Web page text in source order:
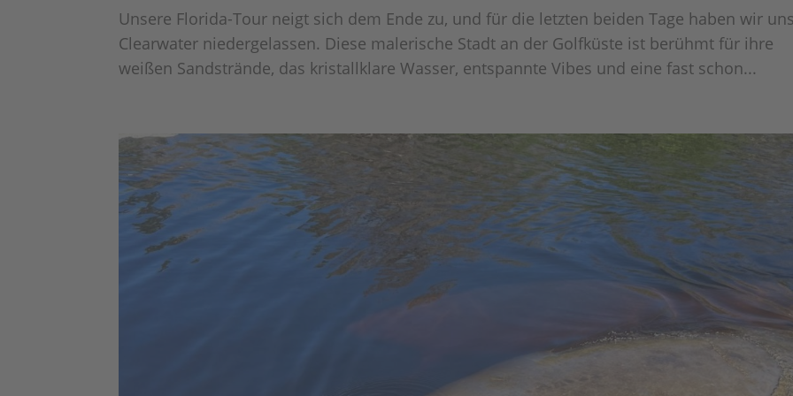
Unsere Florida-Tour neigt sich dem Ende zu, und für die letzten beiden Tage haben wir
Clearwater niedergelassen. Diese malerische Stadt an der Golfküste ist berühmt für ihre
weißen Sandstrände, das kristallklare Wasser, entspannte Vibes und eine fast schon...